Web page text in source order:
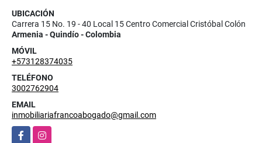
UBICACIÓN
Carrera 15 No. 19 - 40 Local 15 Centro Comercial Cristóbal Colón
Armenia - Quindío - Colombia
MÓVIL
+573128374035
TELÉFONO
3002762904
EMAIL
inmobiliariafrancoabogado@gmail.com
FacebookInstagram